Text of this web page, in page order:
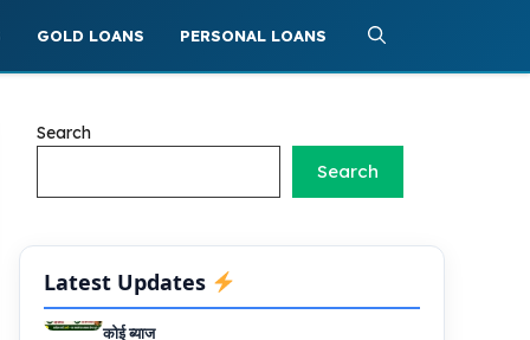
GOLD LOANS PERSONAL LOANS
Search
Search
Latest Updates
PM SVANidhi Scheme Apply Online: छोटे
Scheme: श्रमिक मकान निर्माण लोन योजना से मजदुर
साथी ले सकते है दो लाख का लोन, 8 साल नहीं देना होता
Matrushakti Udyamita Yojana Loan:
मातृशक्ति उद्यमिता योजना के तहत मिलेगा 5 लाख तक का